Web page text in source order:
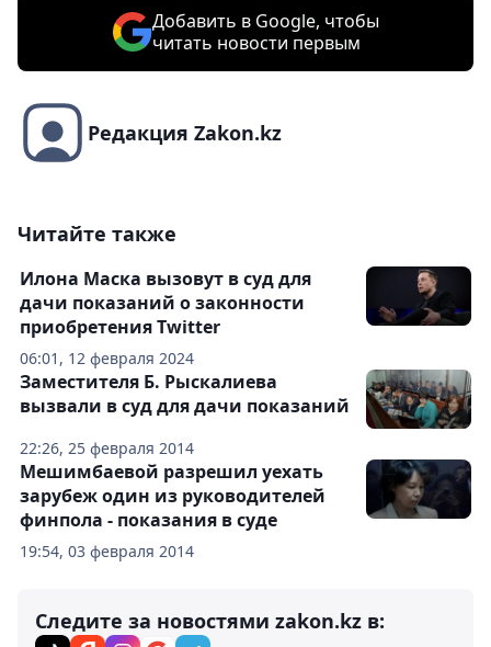
Добавить в Google, чтобы
читать новости первым
Редакция Zakon.kz
Читайте также
06:01, 12 февраля 2024
Илона Маска вызовут в суд для
дачи показаний о законности
приобретения Twitter
22:26, 25 февраля 2014
Заместителя Б. Рыскалиева
вызвали в суд для дачи показаний
19:54, 03 февраля 2014
Мешимбаевой разрешил уехать
зарубеж один из руководителей
финпола - показания в суде
Следите за новостями zakon.kz в: